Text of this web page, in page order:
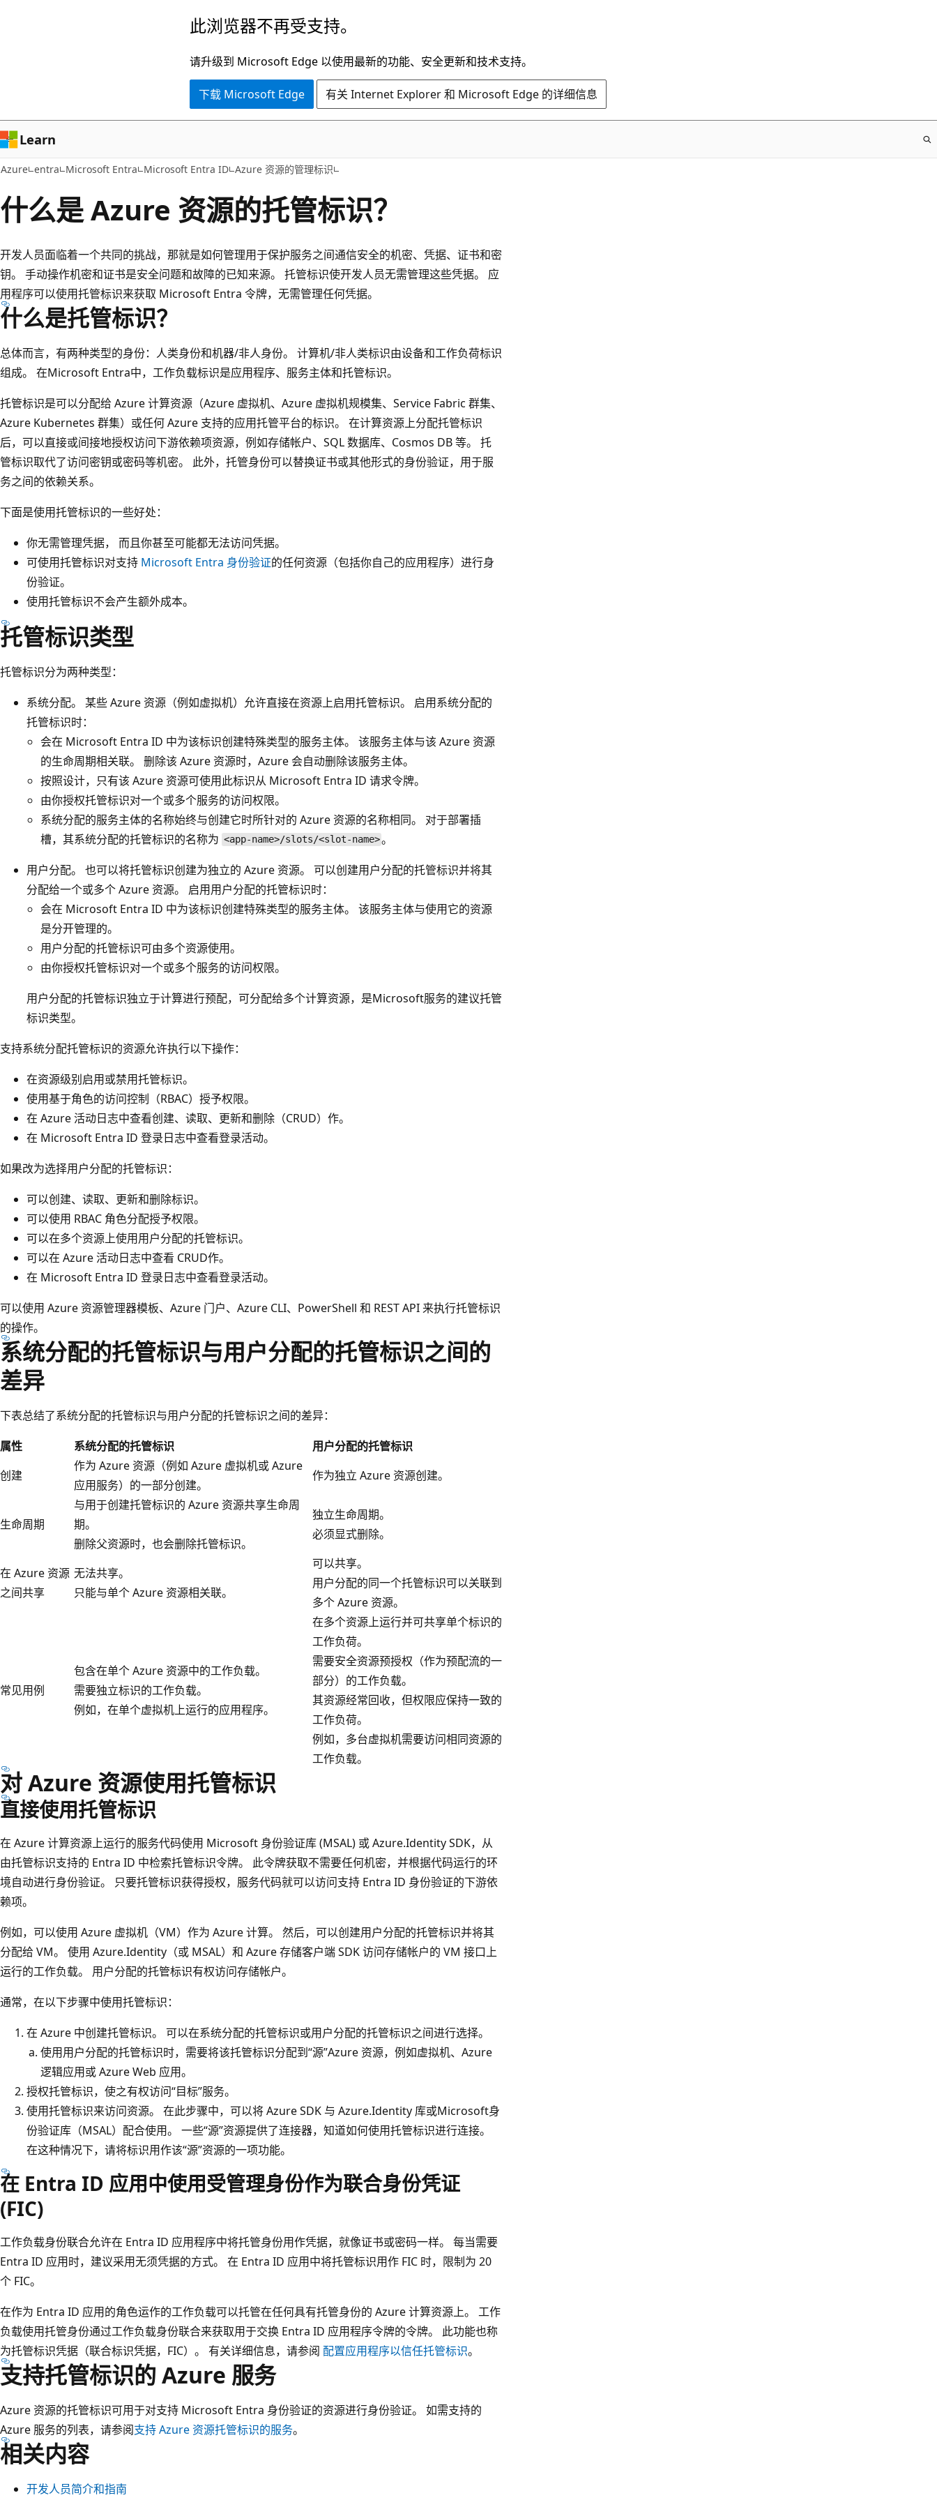
容
此浏览器不再受支持。
请升级到 Microsoft Edge 以使用最新的功能、安全更新和技术支持。
下载 Microsoft Edge 有关 Internet Explorer 和 Microsoft Edge 的详细信息
Learn
Azure entra Microsoft Entra Microsoft Entra ID Azure 资源的管理标识
什么是 Azure 资源的托管标识？
开发人员面临着一个共同的挑战，那就是如何管理用于保护服务之间通信安全的机密、凭据、证书和密
钥。 手动操作机密和证书是安全问题和故障的已知来源。 托管标识使开发人员无需管理这些凭据。 应
用程序可以使用托管标识来获取 Microsoft Entra 令牌，无需管理任何凭据。
什么是托管标识？
总体而言，有两种类型的身份：人类身份和机器/非人身份。 计算机/非人类标识由设备和工作负荷标识
组成。 在Microsoft Entra中，工作负载标识是应用程序、服务主体和托管标识。
托管标识是可以分配给 Azure 计算资源（Azure 虚拟机、Azure 虚拟机规模集、Service Fabric 群集、
Azure Kubernetes 群集）或任何 Azure 支持的应用托管平台的标识。 在计算资源上分配托管标识
后，可以直接或间接地授权访问下游依赖项资源，例如存储帐户、SQL 数据库、Cosmos DB 等。 托
管标识取代了访问密钥或密码等机密。 此外，托管身份可以替换证书或其他形式的身份验证，用于服
务之间的依赖关系。
下面是使用托管标识的一些好处：
你无需管理凭据， 而且你甚至可能都无法访问凭据。
可使用托管标识对支持 Microsoft Entra 身份验证的任何资源（包括你自己的应用程序）进行身
份验证。
使用托管标识不会产生额外成本。
托管标识类型
托管标识分为两种类型：
系统分配。 某些 Azure 资源（例如虚拟机）允许直接在资源上启用托管标识。 启用系统分配的
托管标识时：
会在 Microsoft Entra ID 中为该标识创建特殊类型的服务主体。 该服务主体与该 Azure 资源
的生命周期相关联。 删除该 Azure 资源时，Azure 会自动删除该服务主体。
按照设计，只有该 Azure 资源可使用此标识从 Microsoft Entra ID 请求令牌。
由你授权托管标识对一个或多个服务的访问权限。
系统分配的服务主体的名称始终与创建它时所针对的 Azure 资源的名称相同。 对于部署插
槽，其系统分配的托管标识的名称为 <app-name>/slots/<slot-name>。
用户分配。 也可以将托管标识创建为独立的 Azure 资源。 可以创建用户分配的托管标识并将其
分配给一个或多个 Azure 资源。 启用用户分配的托管标识时：
会在 Microsoft Entra ID 中为该标识创建特殊类型的服务主体。 该服务主体与使用它的资源
是分开管理的。
用户分配的托管标识可由多个资源使用。
由你授权托管标识对一个或多个服务的访问权限。
用户分配的托管标识独立于计算进行预配，可分配给多个计算资源，是Microsoft服务的建议托管
标识类型。
支持系统分配托管标识的资源允许执行以下操作：
在资源级别启用或禁用托管标识。
使用基于角色的访问控制（RBAC）授予权限。
在 Azure 活动日志中查看创建、读取、更新和删除（CRUD）作。
在 Microsoft Entra ID 登录日志中查看登录活动。
如果改为选择用户分配的托管标识：
可以创建、读取、更新和删除标识。
可以使用 RBAC 角色分配授予权限。
可以在多个资源上使用用户分配的托管标识。
可以在 Azure 活动日志中查看 CRUD作。
在 Microsoft Entra ID 登录日志中查看登录活动。
可以使用 Azure 资源管理器模板、Azure 门户、Azure CLI、PowerShell 和 REST API 来执行托管标识
的操作。
系统分配的托管标识与用户分配的托管标识之间的
差异
下表总结了系统分配的托管标识与用户分配的托管标识之间的差异：
属性
系统分配的托管标识
用户分配的托管标识
创建
作为 Azure 资源（例如 Azure 虚拟机或 Azure
应用服务）的一部分创建。
作为独立 Azure 资源创建。
生命周期
与用于创建托管标识的 Azure 资源共享生命周
期。
删除父资源时，也会删除托管标识。
独立生命周期。
必须显式删除。
在 Azure 资源
之间共享
无法共享。
只能与单个 Azure 资源相关联。
可以共享。
用户分配的同一个托管标识可以关联到
多个 Azure 资源。
常见用例
包含在单个 Azure 资源中的工作负载。
需要独立标识的工作负载。
例如，在单个虚拟机上运行的应用程序。
在多个资源上运行并可共享单个标识的
工作负荷。
需要安全资源预授权（作为预配流的一
部分）的工作负载。
其资源经常回收，但权限应保持一致的
工作负荷。
例如，多台虚拟机需要访问相同资源的
工作负载。
对 Azure 资源使用托管标识
直接使用托管标识
在 Azure 计算资源上运行的服务代码使用 Microsoft 身份验证库 (MSAL) 或 Azure.Identity SDK，从
由托管标识支持的 Entra ID 中检索托管标识令牌。 此令牌获取不需要任何机密，并根据代码运行的环
境自动进行身份验证。 只要托管标识获得授权，服务代码就可以访问支持 Entra ID 身份验证的下游依
赖项。
例如，可以使用 Azure 虚拟机（VM）作为 Azure 计算。 然后，可以创建用户分配的托管标识并将其
分配给 VM。 使用 Azure.Identity（或 MSAL）和 Azure 存储客户端 SDK 访问存储帐户的 VM 接口上
运行的工作负载。 用户分配的托管标识有权访问存储帐户。
通常，在以下步骤中使用托管标识：
在 Azure 中创建托管标识。 可以在系统分配的托管标识或用户分配的托管标识之间进行选择。
使用用户分配的托管标识时，需要将该托管标识分配到“源”Azure 资源，例如虚拟机、Azure
逻辑应用或 Azure Web 应用。
授权托管标识，使之有权访问“目标”服务。
使用托管标识来访问资源。 在此步骤中，可以将 Azure SDK 与 Azure.Identity 库或Microsoft身
份验证库（MSAL）配合使用。 一些“源”资源提供了连接器，知道如何使用托管标识进行连接。
在这种情况下，请将标识用作该“源”资源的一项功能。
在 Entra ID 应用中使用受管理身份作为联合身份凭证
(FIC)
工作负载身份联合允许在 Entra ID 应用程序中将托管身份用作凭据，就像证书或密码一样。 每当需要
Entra ID 应用时，建议采用无须凭据的方式。 在 Entra ID 应用中将托管标识用作 FIC 时，限制为 20
个 FIC。
在作为 Entra ID 应用的角色运作的工作负载可以托管在任何具有托管身份的 Azure 计算资源上。 工作
负载使用托管身份通过工作负载身份联合来获取用于交换 Entra ID 应用程序令牌的令牌。 此功能也称
为托管标识凭据（联合标识凭据，FIC）。 有关详细信息，请参阅 配置应用程序以信任托管标识。
支持托管标识的 Azure 服务
Azure 资源的托管标识可用于对支持 Microsoft Entra 身份验证的资源进行身份验证。 如需支持的
Azure 服务的列表，请参阅支持 Azure 资源托管标识的服务。
相关内容
开发人员简介和指南